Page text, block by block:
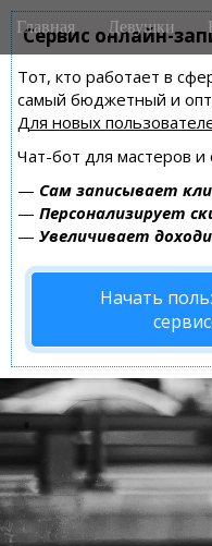
Сервис онлайн-
Тот, кто работает в
самый бюджетный и
Для новых
Чат-бот для мастеров
— Сам записывает
— Персонализирует
— Увеличивает
Начать
M
a
n
m
e
n
u
i
Главная Девушки